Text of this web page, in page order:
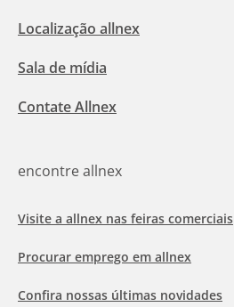
Localização allnex
Sala de mídia
Contate Allnex
encontre allnex
Visite a allnex nas feiras comerciais
Procurar emprego em allnex
Confira nossas últimas novidades